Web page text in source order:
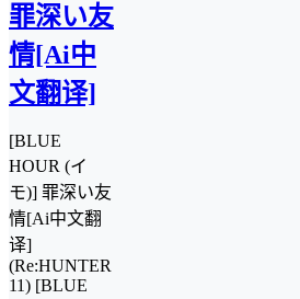
罪深い友
情[Ai中
文翻译]
[BLUE
HOUR (イ
モ)] 罪深い友
情[Ai中文翻
译]
(Re:HUNTER
11) [BLUE